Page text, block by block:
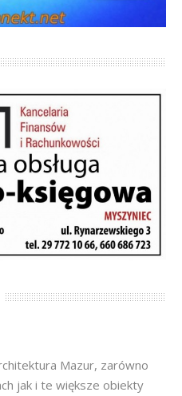
Mazur, zarówno
jak i te większe obiekty